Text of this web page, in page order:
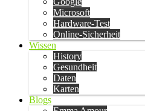
Microsoft
Hardware-Test
Online-Sicherheit
Wissen
History
Gesundheit
Daten
Karten
Blogs